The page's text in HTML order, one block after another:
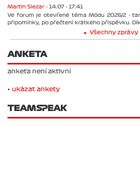
Martin Slezar - 14.07 - 17:41
Ve forum je otevřené téma Módu 2026/2 -
připomínky, po přečtení krátkého příspěvku.
Všechny zprávy
ANKETA
anketa není aktivní
• ukázat ankety
TEAMSPEAK